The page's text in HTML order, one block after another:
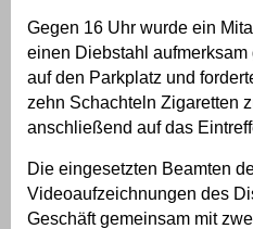
Gegen 16 Uhr wurde ein
einen Diebstahl
auf den Parkplatz und
zehn Schachteln Zigaretten
anschließend auf das
Die eingesetzten Beamten
Videoaufzeichnungen des
Geschäft gemeinsam mit